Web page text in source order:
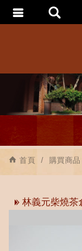
首頁 購買商品
林義元柴燒茶